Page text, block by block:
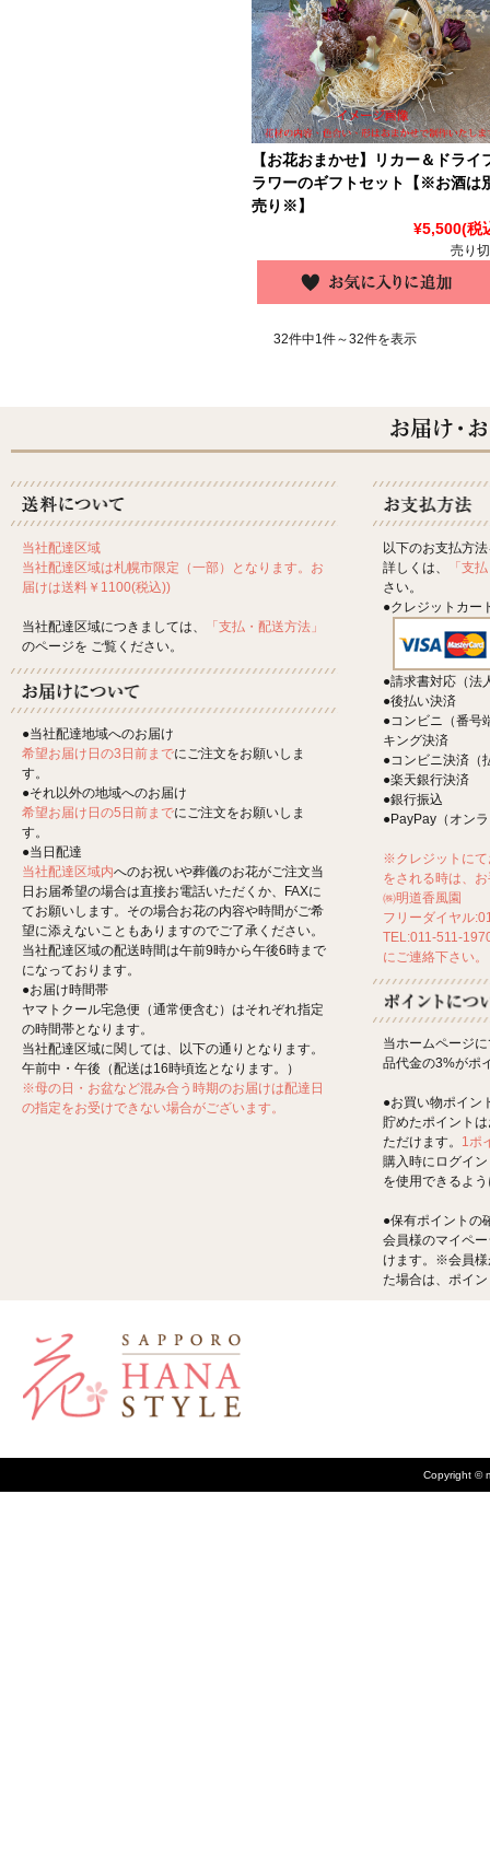
【お花おまかせ】リカー＆ドライ
ラワーのギフトセット【※お酒は
売り※】
¥5,500(税
売り
32件中1件～32件を表示
当社配達区域
当社配達区域は札幌市限定（一部）となります。お
届けは送料￥1100(税込))
当社配達区域につきましては、
「支払・配送方法」
のページを ご覧ください。
●当社配達地域へのお届け
希望お届け日の3日前までにご注文をお願いしま
す。
●それ以外の地域へのお届け
希望お届け日の5日前までにご注文をお願いしま
す。
●当日配達
当社配達区域内へのお祝いや葬儀のお花がご注文当
日お届希望の場合は直接お電話いただくか、FAXに
てお願いします。その場合お花の内容や時間がご希
望に添えないこともありますのでご了承ください。
当社配達区域の配送時間は午前9時から午後6時まで
になっております。
●お届け時間帯
ヤマトクール宅急便（通常便含む）はそれぞれ指定
の時間帯となります。
当社配達区域に関しては、以下の通りとなります。
午前中・午後（配送は16時頃迄となります。）
※母の日・お盆など混み合う時期のお届けは配達日
の指定をお受けできない場合がございます。
以下のお支払方
詳しくは、
「支
さい。
●クレジットカー
●請求書対応（法
●後払い決済
●コンビニ（番号
キング決済
●コンビニ決済（
●楽天銀行決済
●銀行振込
●PayPay（オン
※クレジットにて
をされる時は、
㈱明道香風園
フリーダイヤル
TEL:011-511-
にご連絡下さい。
当ホームページ
品代金の3%がポ
●お買い物ポイン
貯めたポイント
ただけます。 1ポ
購入時にログイ
を使用できるよ
●保有ポイントの
会員様のマイペ
けます。※会員様
た場合は、ポイ
Copyright ©